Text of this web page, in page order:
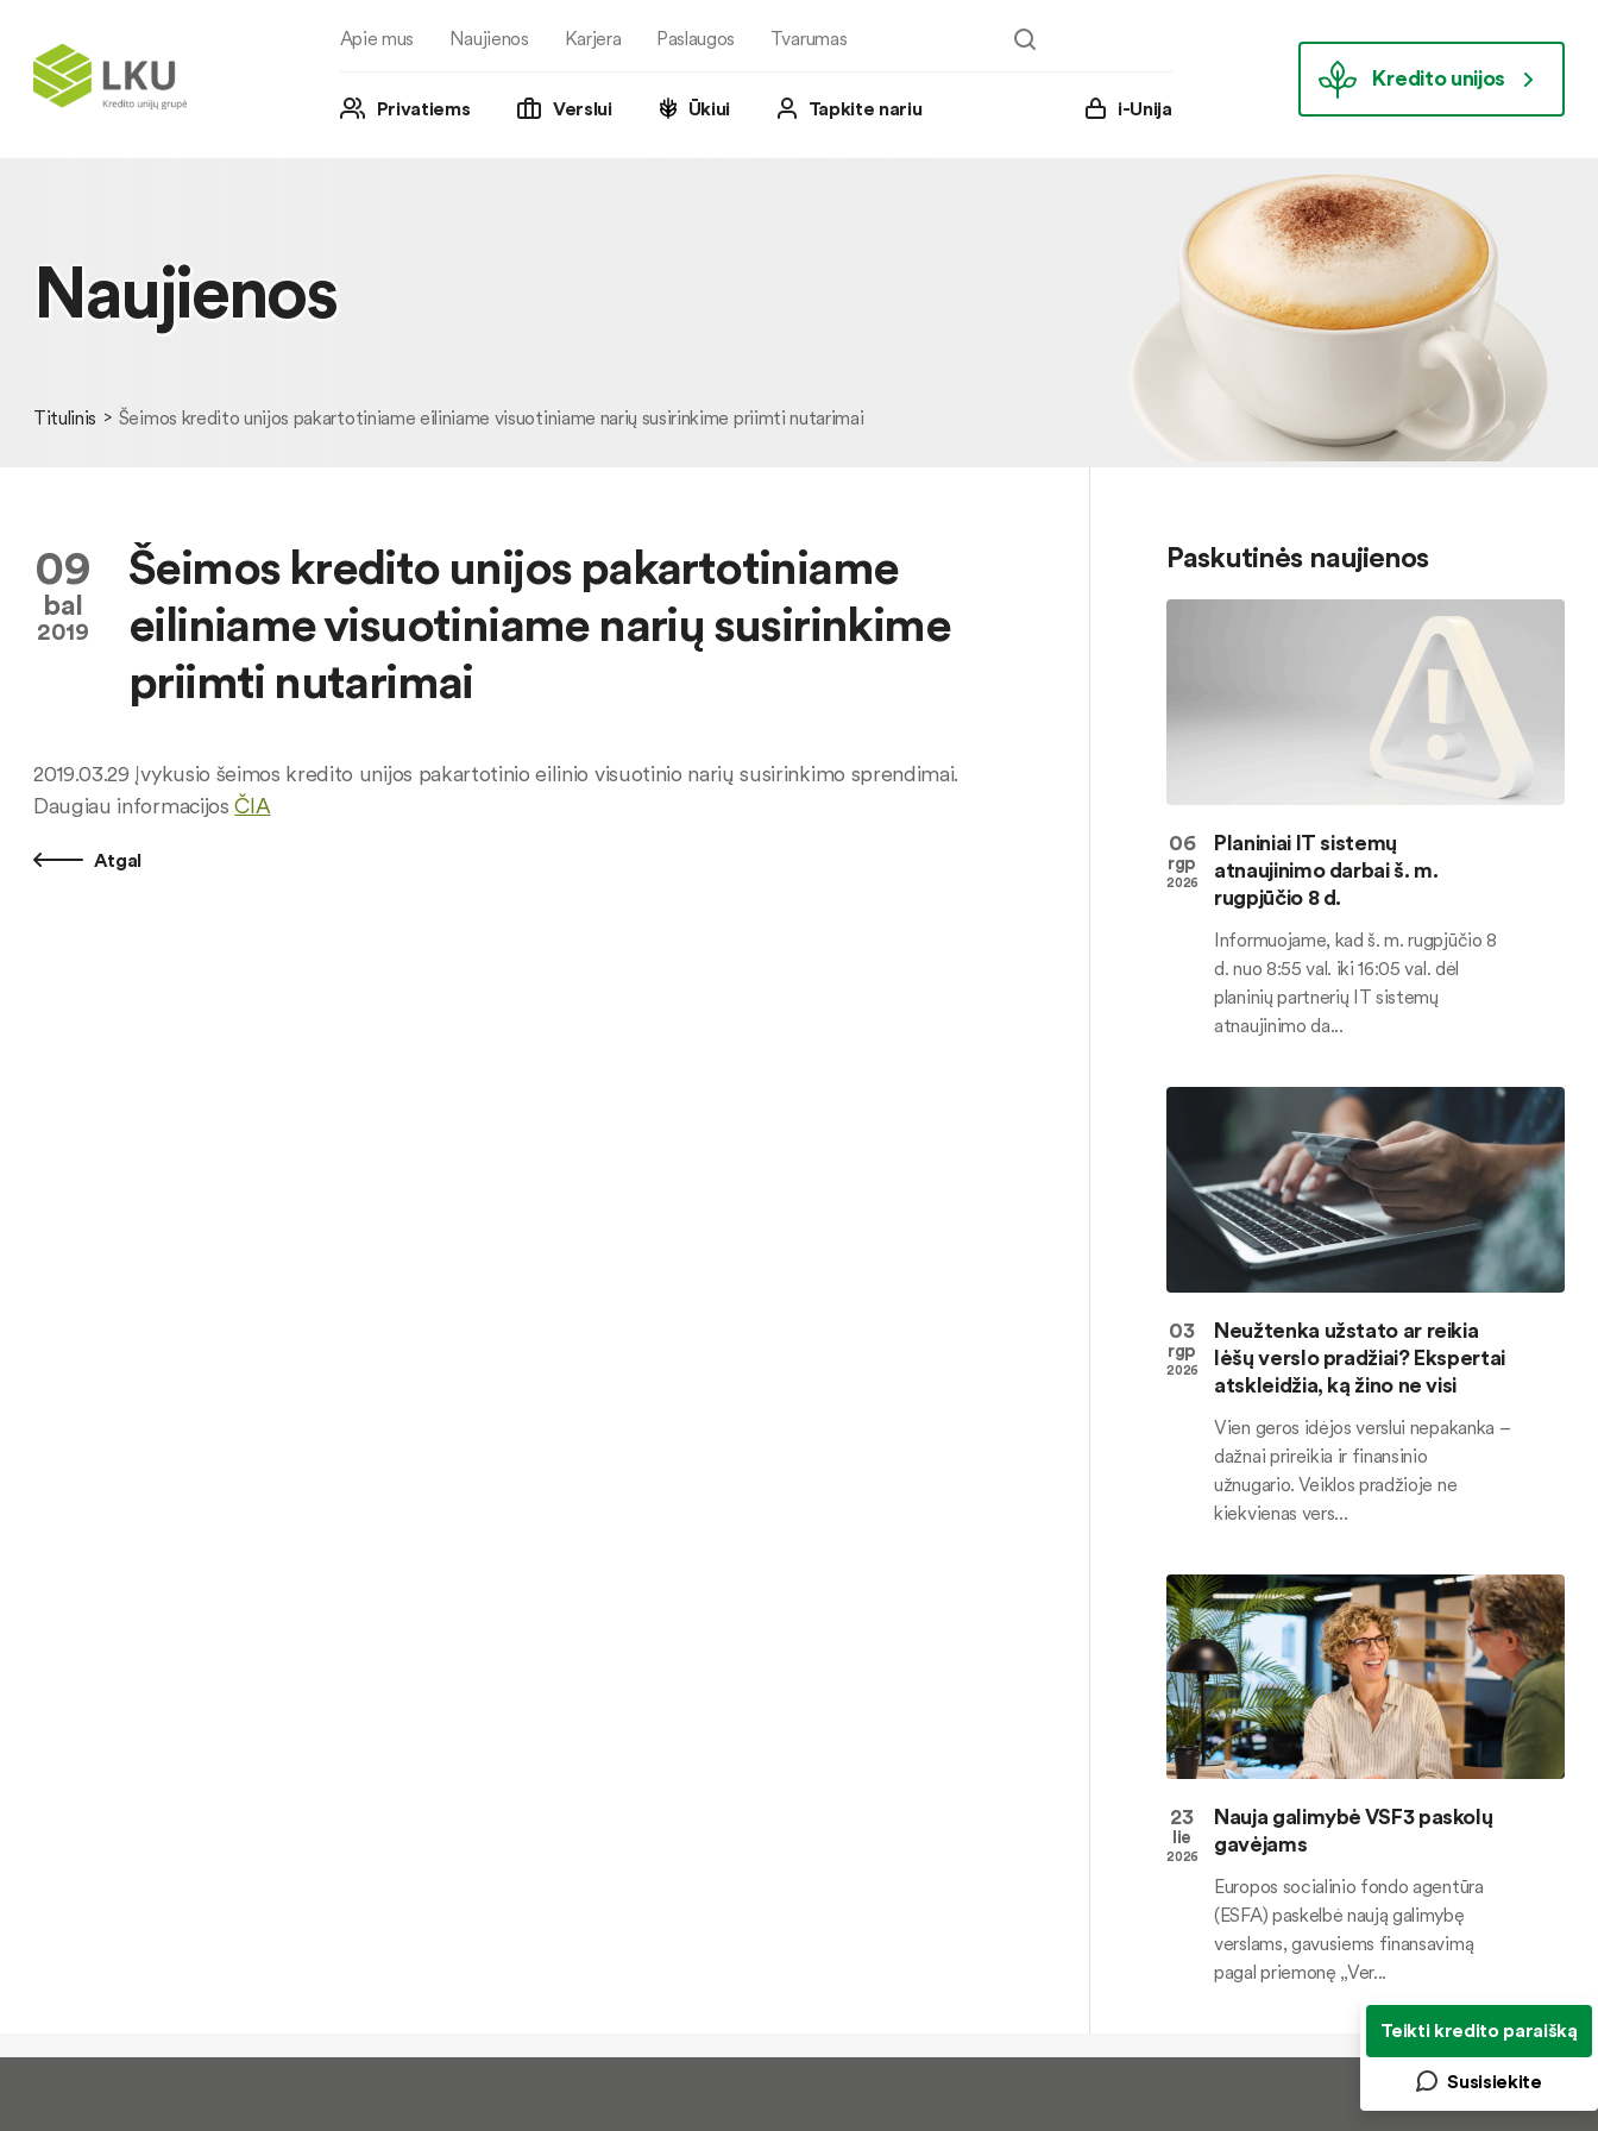
Apie mus Naujienos Karjera Paslaugos Tvarumas
Privatiems Verslui Ūkiui Tapkite nariu i-Unija
Kredito unijos
Naujienos
Titulinis Šeimos kredito unijos pakartotiniame eiliniame visuotiniame narių susirinkime priimti nutarimai
09
bal
2019
Šeimos kredito unijos pakartotiniame
eiliniame visuotiniame narių susirinkime
priimti nutarimai
2019.03.29 Įvykusio šeimos kredito unijos pakartotinio eilinio visuotinio narių susirinkimo sprendimai.
Daugiau informacijosČIA
Atgal
Paskutinės naujienos
06
rgp
2026
Planiniai IT sistemų
atnaujinimo darbai š. m.
rugpjūčio 8 d.
Informuojame, kad š. m. rugpjūčio 8
d. nuo 8:55 val. iki 16:05 val. dėl
planinių partnerių IT sistemų
atnaujinimo da...
03
rgp
2026
Neužtenka užstato ar reikia
lėšų verslo pradžiai? Ekspertai
atskleidžia, ką žino ne visi
Vien geros idėjos verslui nepakanka –
dažnai prireikia ir finansinio
užnugario. Veiklos pradžioje ne
kiekvienas vers...
23
lie
2026
Nauja galimybė VSF3 paskolų
gavėjams
Europos socialinio fondo agentūra
(ESFA) paskelbė naują galimybę
verslams, gavusiems finansavimą
pagal priemonę „Ver...
Teikti kredito paraišką
Susisiekite